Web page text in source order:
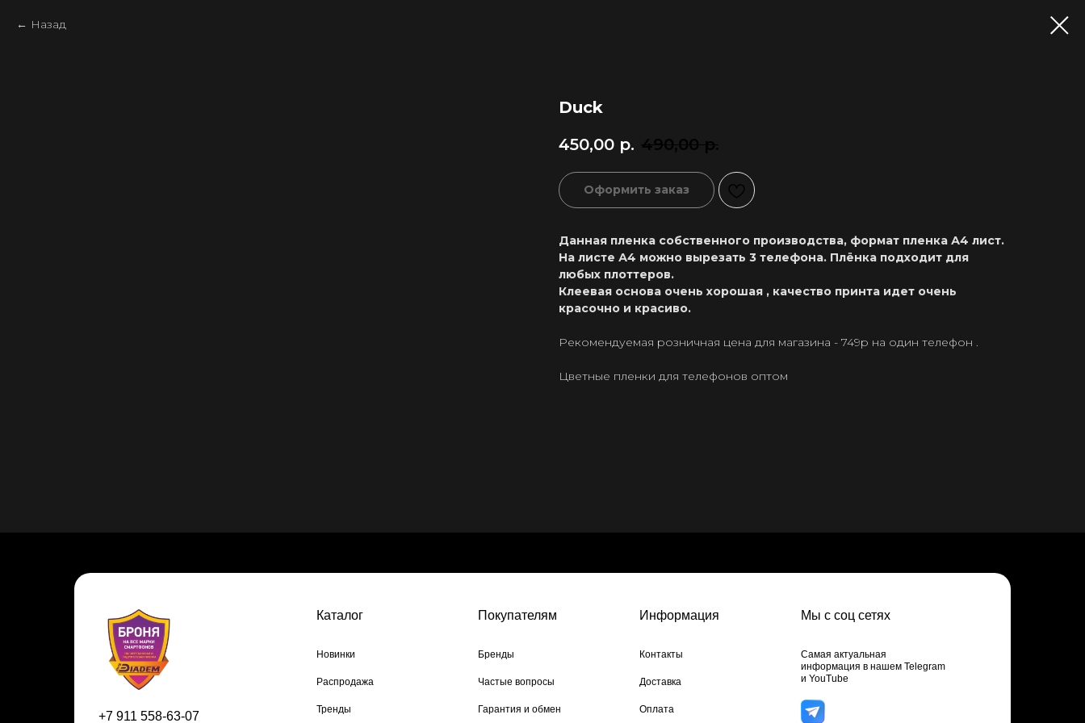
Назад
Duck
450,00 р. 490,00 р.
Оформить заказ
Данная пленка собственного производства, формат пленка А4 лист.
На листе А4 можно вырезать 3 телефона. Плёнка подходит для
любых плоттеров.
Клеевая основа очень хорошая , качество принта идет очень
красочно и красиво.
Рекомендуемая розничная цена для магазина - 749р на один телефон .
Цветные пленки для телефонов оптом
+7 911 558-63-07
Новинки Бренды Контакты
Самая актуальная
информация в нашем Telegram
и YouTube
Распродажа Частые вопросы Доставка
Гарантия и обмен Оплата
Каталог Покупателям Информация Мы с соц сетях
Тренды